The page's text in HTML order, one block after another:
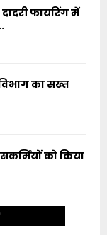
फायरिंग में
का सख्त
को किया